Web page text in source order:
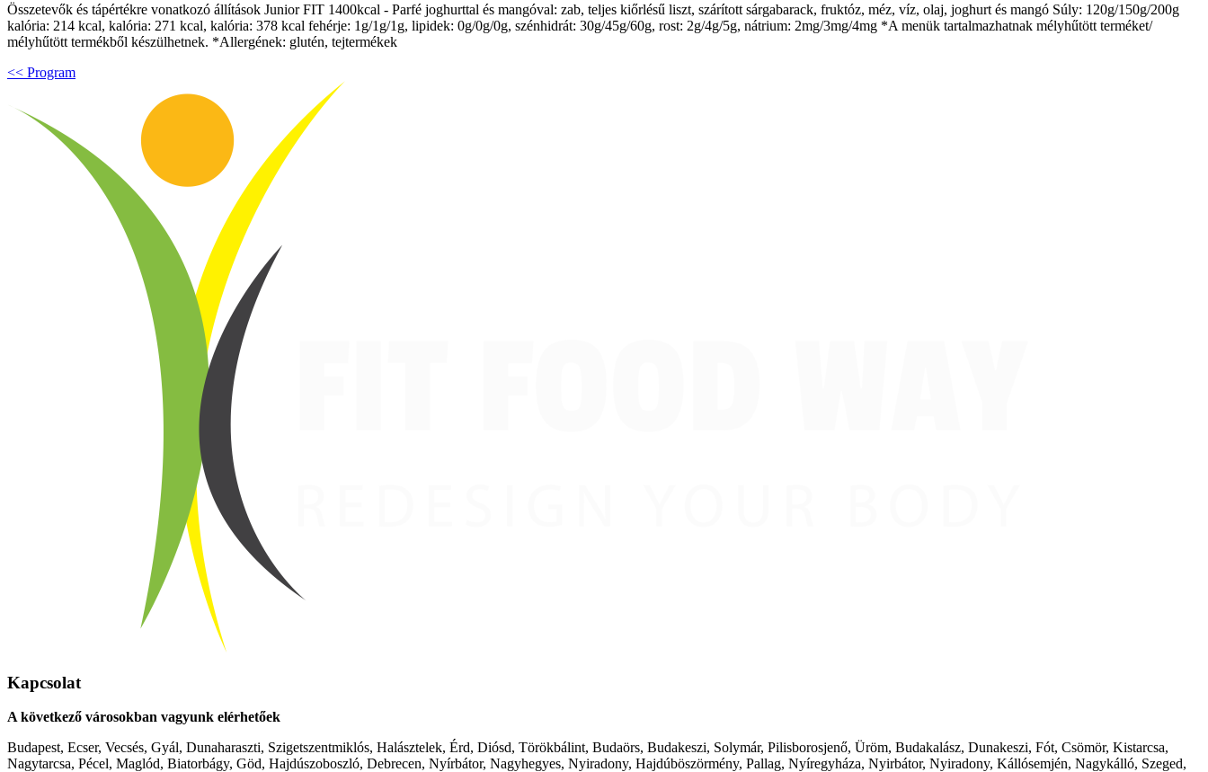
Összetevők és tápértékre vonatkozó állítások Junior FIT 1400kcal - Parfé joghurttal és mangóval: zab, teljes kiőrlésű liszt, szárított sárgabarack, fruktóz, méz, víz, olaj, joghurt és mangó Súly: 120g/150g/200g
kalória: 214 kcal, kalória: 271 kcal, kalória: 378 kcal fehérje: 1g/1g/1g, lipidek: 0g/0g/0g, szénhidrát: 30g/45g/60g, rost: 2g/4g/5g, nátrium: 2mg/3mg/4mg *A menük tartalmazhatnak mélyhűtött terméket/
mélyhűtött termékből készülhetnek. *Allergének: glutén, tejtermékek
<< Program
Kapcsolat
A következő városokban vagyunk elérhetőek
Budapest, Ecser, Vecsés, Gyál, Dunaharaszti, Szigetszentmiklós, Halásztelek, Érd, Diósd, Törökbálint, Budaörs, Budakeszi, Solymár, Pilisborosjenő, Üröm, Budakalász, Dunakeszi, Fót, Csömör, Kistarcsa,
Nagytarcsa, Pécel, Maglód, Biatorbágy, Göd, Hajdúszoboszló, Debrecen, Nyírbátor, Nagyhegyes, Nyiradony, Hajdúböszörmény, Pallag, Nyíregyháza, Nyirbátor, Nyiradony, Kállósemjén, Nagykálló, Szeged,